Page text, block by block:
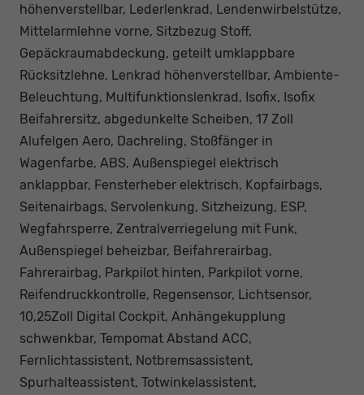
höhenverstellbar, Lederlenkrad, Lendenwirbelstütze,
Mittelarmlehne vorne, Sitzbezug Stoff,
Gepäckraumabdeckung, geteilt umklappbare
Rücksitzlehne, Lenkrad höhenverstellbar, Ambiente-
Beleuchtung, Multifunktionslenkrad, Isofix, Isofix
Beifahrersitz, abgedunkelte Scheiben, 17 Zoll
Alufelgen Aero, Dachreling, Stoßfänger in
Wagenfarbe, ABS, Außenspiegel elektrisch
anklappbar, Fensterheber elektrisch, Kopfairbags,
Seitenairbags, Servolenkung, Sitzheizung, ESP,
Wegfahrsperre, Zentralverriegelung mit Funk,
Außenspiegel beheizbar, Beifahrerairbag,
Fahrerairbag, Parkpilot hinten, Parkpilot vorne,
Reifendruckkontrolle, Regensensor, Lichtsensor,
10,25Zoll Digital Cockpit, Anhängekupplung
schwenkbar, Tempomat Abstand ACC,
Fernlichtassistent, Notbremsassistent,
Spurhalteassistent, Totwinkelassistent,